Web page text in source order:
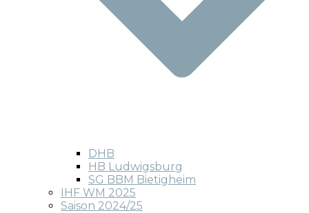
DHB
HB Ludwigsburg
SG BBM Bietigheim
IHF WM 2025
Saison 2024/25